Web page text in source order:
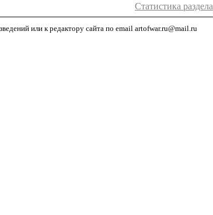
Статистика раздела
или к редактору сайта по email artofwar.ru@mail.ru